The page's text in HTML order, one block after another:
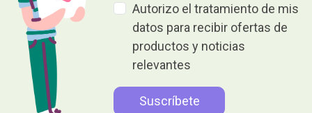
Autorizo el tratamiento de mis
datos para recibir ofertas de
productos y noticias
relevantes